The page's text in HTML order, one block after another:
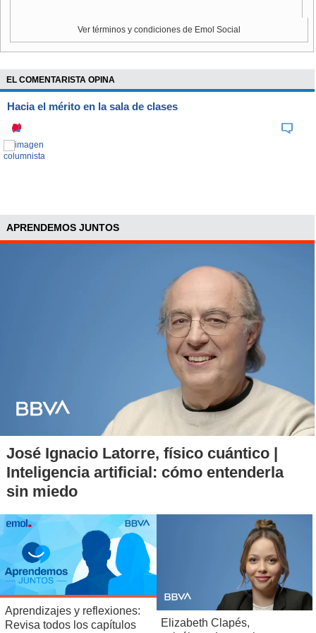
Ver términos y condiciones de Emol Social
EL COMENTARISTA OPINA
Hacia el mérito en la sala de clases
APRENDEMOS JUNTOS
José Ignacio Latorre, físico cuántico |
Inteligencia artificial: cómo entenderla
sin miedo
Aprendizajes y reflexiones:
Revisa todos los capítulos
Elizabeth Clapés,